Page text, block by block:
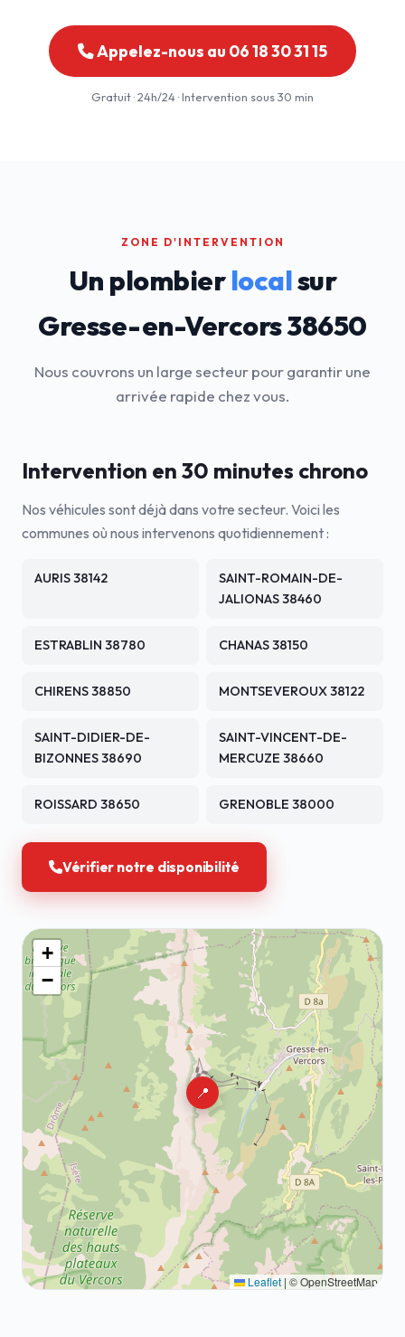
Appelez-nous au 06 18 30 31 15
Gratuit · 24h/24 · Intervention sous 30 min
ZONE D'INTERVENTION
Un plombierlocalsur
Gresse-en-Vercors 38650
Nous couvrons un large secteur pour garantir une
arrivée rapide chez vous.
Intervention en 30 minutes chrono
Nos véhicules sont déjà dans votre secteur. Voici les
communes où nous intervenons quotidiennement :
AURIS 38142
SAINT-ROMAIN-DE-
JALIONAS 38460
ESTRABLIN 38780 CHANAS 38150
CHIRENS 38850 MONTSEVEROUX 38122
SAINT-DIDIER-DE-
BIZONNES 38690
SAINT-VINCENT-DE-
MERCUZE 38660
ROISSARD 38650 GRENOBLE 38000
Vérifier notre disponibilité
📍
+
−
Leaflet | © OpenStreetMap